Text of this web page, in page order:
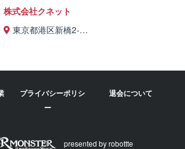
株式会社クネット
東京都港区新橋2-…
プライバシーポリシ
ー
退会について
presented by robottte